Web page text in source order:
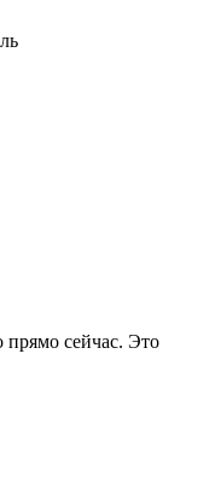
прямо сейчас. Это